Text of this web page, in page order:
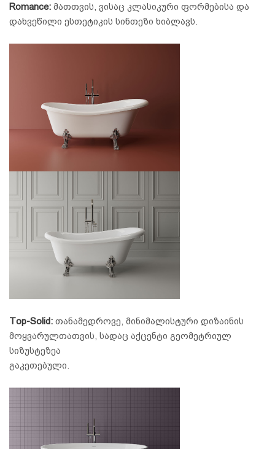
Romance: მათთვის, ვისაც კლასიკური ფორმებისა და
დახვეწილი ესთეტიკის სინთეზი ხიბლავს.
Top-Solid: თანამედროვე, მინიმალისტური დიზაინის
მოყვარულთათვის, სადაც აქცენტი გეომეტრიულ
სიზუსტეზეა
გაკეთებული.